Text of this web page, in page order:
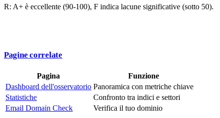
R: A+ è eccellente (90-100), F indica lacune significative (sotto 50).
Pagine correlate
Pagina
Funzione
Dashboard dell'osservatorio Panoramica con metriche chiave
Statistiche
Confronto tra indici e settori
Email Domain Check
Verifica il tuo dominio